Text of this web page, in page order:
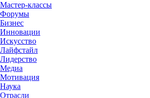
Мастер-классы
Форумы
Бизнес
Инновации
Искусство
Лайфстайл
Лидерство
Медиа
Мотивация
Наука
Отрасли